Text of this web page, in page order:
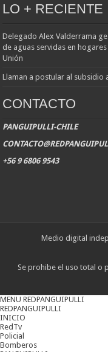
LO + RECIENTE
Delegado Alex Valderrama
de aguas servidas en
Unión
Llaman a postular al subsidio
CONTACTO
PANGUIPULLI-CHILE
+56 9 6806 9543
Medio digital
Se prohibe el uso total o
MENU REDPANGUIPULLI
REDPANGUIPULLI
INICIO
RedTv
Policial
Bomberos